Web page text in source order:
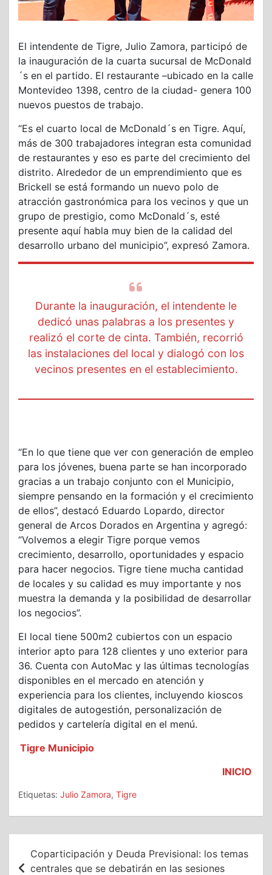
El intendente de Tigre, Julio Zamora, participó de
la inauguración de la cuarta sucursal de McDonald
´s en el partido. El restaurante –ubicado en la calle
Montevideo 1398, centro de la ciudad- genera 100
nuevos puestos de trabajo.
“Es el cuarto local de McDonald´s en Tigre. Aquí,
más de 300 trabajadores integran esta comunidad
de restaurantes y eso es parte del crecimiento del
distrito. Alrededor de un emprendimiento que es
Brickell se está formando un nuevo polo de
atracción gastronómica para los vecinos y que un
grupo de prestigio, como McDonald´s, esté
presente aquí habla muy bien de la calidad del
desarrollo urbano del municipio”, expresó Zamora.
Durante la inauguración, el intendente le
dedicó unas palabras a los presentes y
realizó el corte de cinta. También, recorrió
las instalaciones del local y dialogó con los
vecinos presentes en el establecimiento.
“En lo que tiene que ver con generación de empleo
para los jóvenes, buena parte se han incorporado
gracias a un trabajo conjunto con el Municipio,
siempre pensando en la formación y el crecimiento
de ellos”, destacó Eduardo Lopardo, director
general de Arcos Dorados en Argentina y agregó:
“Volvemos a elegir Tigre porque vemos
crecimiento, desarrollo, oportunidades y espacio
para hacer negocios. Tigre tiene mucha cantidad
de locales y su calidad es muy importante y nos
muestra la demanda y la posibilidad de desarrollar
los negocios”.
El local tiene 500m2 cubiertos con un espacio
interior apto para 128 clientes y uno exterior para
36. Cuenta con AutoMac y las últimas tecnologías
disponibles en el mercado en atención y
experiencia para los clientes, incluyendo kioscos
digitales de autogestión, personalización de
pedidos y cartelería digital en el menú.
Tigre Municipio
INICIO
Etiquetas: Julio Zamora, Tigre
Navegación
de
Coparticipación y Deuda Previsional: los temas
centrales que se debatirán en las sesiones